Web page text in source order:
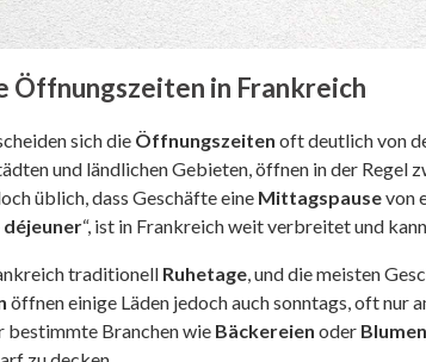
Öffnungszeiten in Frankreich
sich die Öffnungszeiten oft deutlich von
und ländlichen Gebieten, öffnen in der Regel
üblich, dass Geschäfte eine Mittagspausevon
déjeuner“, ist in Frankreich weit verbreitet und
traditionell Ruhetage, und die meisten
öffnen einige Läden jedoch auch sonntags, oft nur
bestimmte Branchen wie Bäckereien oder